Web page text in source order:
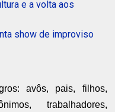
e a volta aos
show de improviso
avôs, pais, filhos,
trabalhadores,